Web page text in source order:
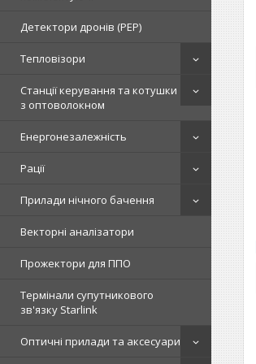
Детектори дронів (РЕР)
Тепловізори
Станції керування та котушки
з оптоволокном
Енергонезалежність
Рації
Прилади нічного бачення
Векторні аналізатори
Прожектори для ППО
Термінали супутникового
зв'язку Starlink
Оптичні прилади та аксесуари